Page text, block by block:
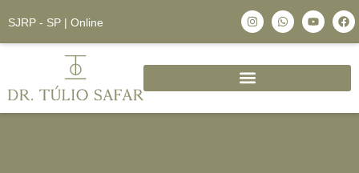
SJRP - SP | Online